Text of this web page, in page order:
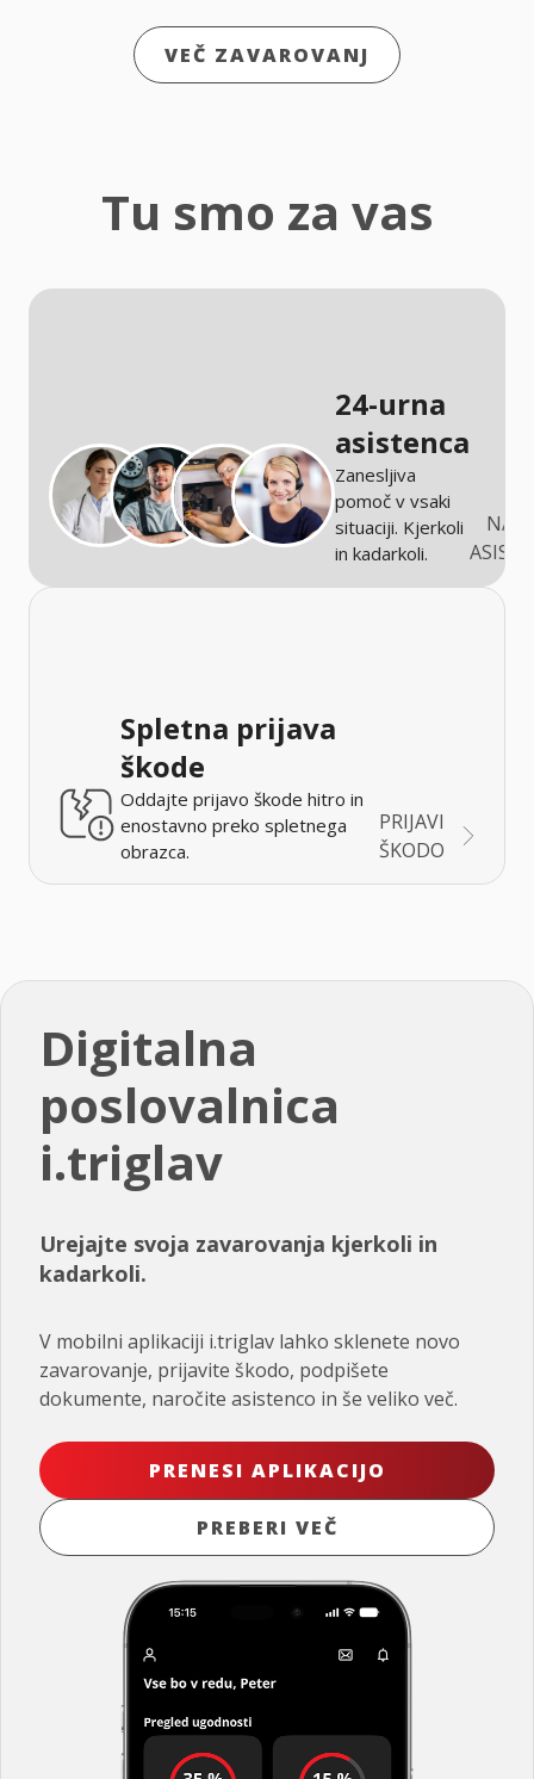
VEČ ZAVAROVANJ
Tu smo za vas
24-urna
asistenca
Zanesljiva
pomoč v vsaki
situaciji. Kjerkoli
in kadarkoli.
Spletna prijava
škode
Oddajte prijavo škode hitro in
enostavno preko spletnega
obrazca.
PRIJAVI
ŠKODO
Digitalna
poslovalnica
i.triglav
Urejajte svoja zavarovanja kjerkoli in
kadarkoli.
V mobilni aplikaciji i.triglav lahko sklenete novo
zavarovanje, prijavite škodo, podpišete
dokumente, naročite asistenco in še veliko več.
PRENESI APLIKACIJO
PREBERI VEČ